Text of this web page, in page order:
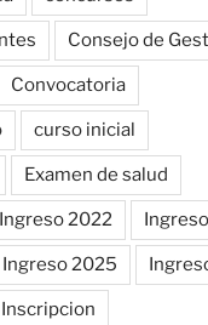
Consejo de
Convocatoria
curso inicial
Examen de salud
Ingreso 2022
Ingreso 2025
Inscripcion